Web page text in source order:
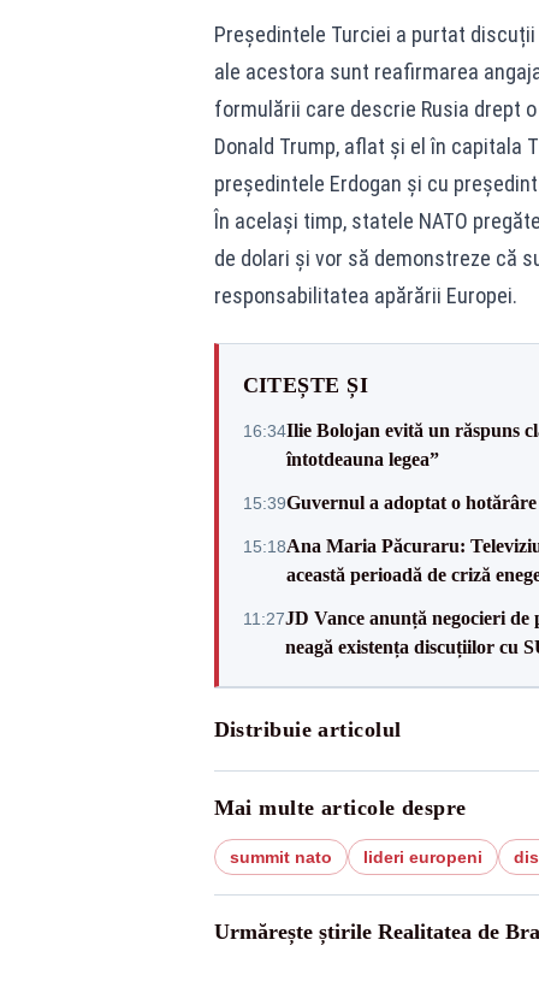
Președintele Turciei a purtat
ale acestora sunt reafirmarea
formulării care descrie Rusia drept
Donald Trump, aflat și el în capitala
președintele Erdogan și cu
În același timp, statele NATO
de dolari și vor să demonstreze că
responsabilitatea apărării Europei.
CITEȘTE ȘI
16:34Ilie Bolojan evită un răspuns
întotdeauna legea”
15:39Guvernul a adoptat o
15:18Ana Maria Păcuraru:
această perioadă de criză
11:27JD Vance anunță negocieri
neagă existența discuțiilor cu
Distribuie articolul
Mai multe articole despre
summit nato lideri europeni
Urmărește știrile Realitatea de